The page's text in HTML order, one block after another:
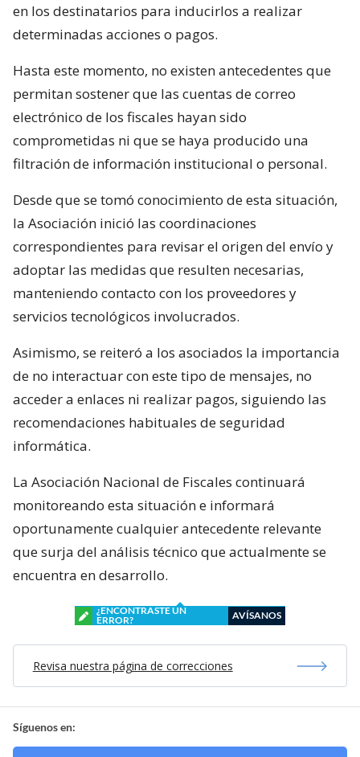
en los destinatarios para inducirlos a realizar
determinadas acciones o pagos.
Hasta este momento, no existen antecedentes que
permitan sostener que las cuentas de correo
electrónico de los fiscales hayan sido
comprometidas ni que se haya producido una
filtración de información institucional o personal.
Desde que se tomó conocimiento de esta situación,
la Asociación inició las coordinaciones
correspondientes para revisar el origen del envío y
adoptar las medidas que resulten necesarias,
manteniendo contacto con los proveedores y
servicios tecnológicos involucrados.
Asimismo, se reiteró a los asociados la importancia
de no interactuar con este tipo de mensajes, no
acceder a enlaces ni realizar pagos, siguiendo las
recomendaciones habituales de seguridad
informática.
La Asociación Nacional de Fiscales continuará
monitoreando esta situación e informará
oportunamente cualquier antecedente relevante
que surja del análisis técnico que actualmente se
encuentra en desarrollo.
¿ENCONTRASTE UN
ERROR?
AVÍSANOS
Revisa nuestra página de correcciones
Síguenos en: